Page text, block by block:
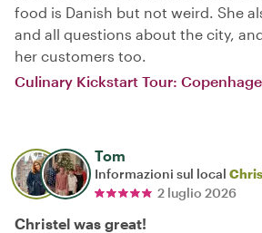
food is Danish but not weird. She
and all questions about the city,
her customers too.
Culinary Kickstart Tour:
Tom
Informazioni sul local
2 luglio 2026
Christel was great!